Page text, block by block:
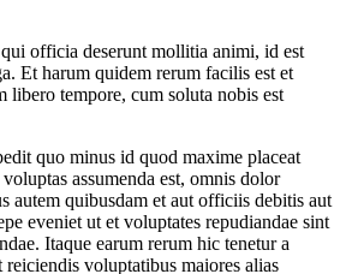
officia deserunt mollitia animi, id est
Et harum quidem rerum facilis est et
libero tempore, cum soluta nobis est
quo minus id quod maxime placeat
assumenda est, omnis dolor
autem quibusdam et aut officiis debitis aut
eveniet ut et voluptates repudiandae sint
Itaque earum rerum hic tenetur a
reiciendis voluptatibus maiores alias